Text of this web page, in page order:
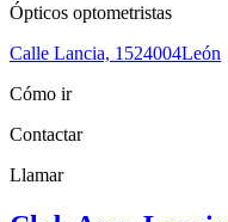
Ópticos optometristas
Calle Lancia, 1524004León
Cómo ir
Contactar
Llamar